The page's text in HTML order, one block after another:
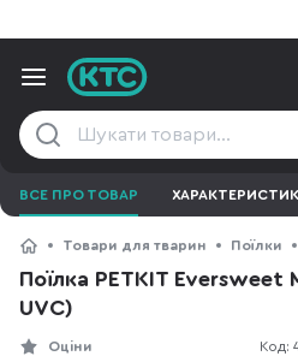
ВСЕ ПРО ТОВАР
Товари для тварин Поїлки
Поїлка PETKIT Eversweet
UVC)
Код:
Оціни